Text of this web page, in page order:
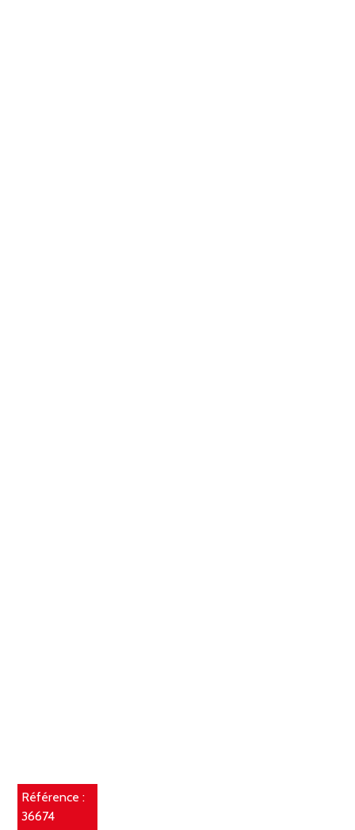
Référence :
36674